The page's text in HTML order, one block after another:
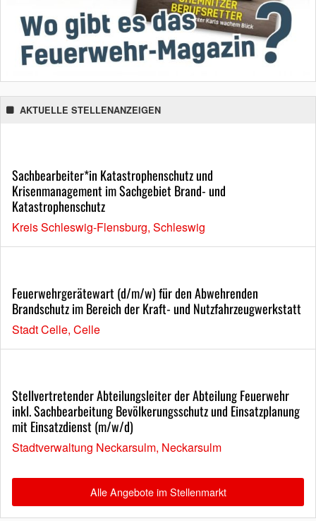
AKTUELLE STELLENANZEIGEN
Sachbearbeiter*in Katastrophenschutz und
Krisenmanagement im Sachgebiet Brand- und
Katastrophenschutz
Kreis Schleswig-Flensburg, Schleswig
Feuerwehrgerätewart (d/m/w) für den Abwehrenden
Brandschutz im Bereich der Kraft- und Nutzfahrzeugwerkstatt
Stadt Celle, Celle
Stellvertretender Abteilungsleiter der Abteilung Feuerwehr
inkl. Sachbearbeitung Bevölkerungsschutz und Einsatzplanung
mit Einsatzdienst (m/w/d)
Stadtverwaltung Neckarsulm, Neckarsulm
Alle Angebote im Stellenmarkt